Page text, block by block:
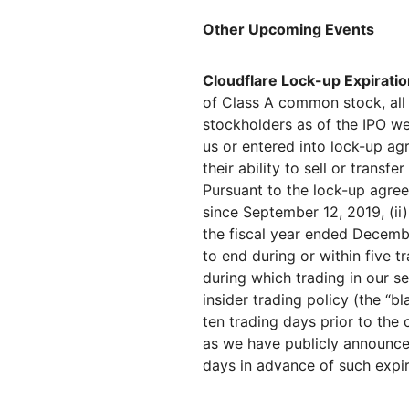
Other Upcoming Events
Cloudflare Lock-up
of Class A common stock,
stockholders as of the IPO
us or entered into lock-up
their ability to sell or transfer
Pursuant to the lock-up
since September 12, 2019,
the fiscal year ended
to end during or within five
during which trading in our
insider trading policy (the
ten trading days prior to the
as we have publicly
days in advance of such